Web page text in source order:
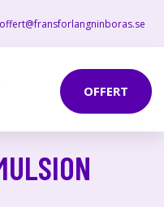
offert@fransforlangninboras.se
OFFERT